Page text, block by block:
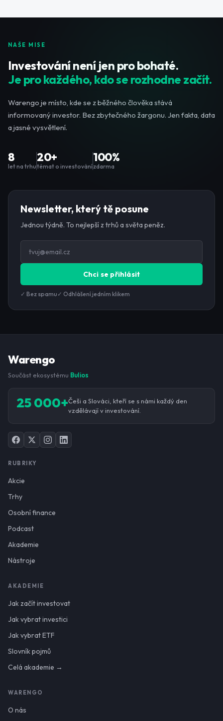
NAŠE MISE
Investování není jen pro bohaté.
Je pro každého, kdo se rozhodne začít.
Warengo je místo, kde se z běžného člověka stává
informovaný investor. Bez zbytečného žargonu. Jen fakta, data
a jasné vysvětlení.
8
let na trhu
20+
témat o investování
100%
zdarma
Newsletter, který tě posune
Jednou týdně. To nejlepší z trhů a světa peněz.
Chci se přihlásit
✓ Bez spamu ✓ Odhlášení jedním klikem
Warengo
Součást ekosystému Bulios
25 000+Češi a Slováci, kteří se s námi každý den
vzdělávají v investování.
RUBRIKY
Akcie
Trhy
Osobní finance
Podcast
Akademie
Nástroje
AKADEMIE
Jak začít investovat
Jak vybrat investici
Jak vybrat ETF
Slovník pojmů
Celá akademie →
WARENGO
O nás